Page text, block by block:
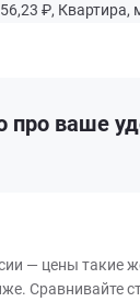
₽, Квартира,
₽, Квартира,
₽, Квартира,
₽, Квартира,
ваше
— цены такие
Сравнивайте